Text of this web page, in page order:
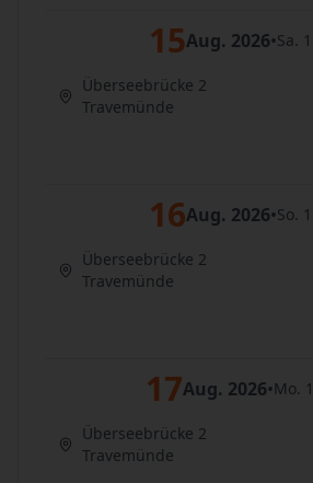
15Aug. 2026•Sa.
Überseebrücke 2
Travemünde
16Aug. 2026•So.
Überseebrücke 2
Travemünde
17Aug. 2026•Mo.
Überseebrücke 2
Travemünde